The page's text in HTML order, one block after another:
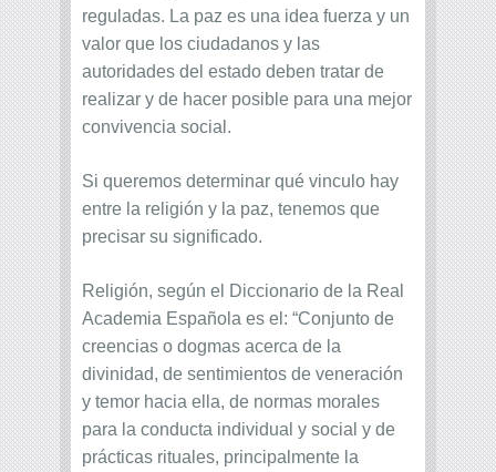
reguladas. La paz es una idea fuerza y un
valor que los ciudadanos y las
autoridades del estado deben tratar de
realizar y de hacer posible para una mejor
convivencia social.
Si queremos determinar qué vinculo hay
entre la religión y la paz, tenemos que
precisar su significado.
Religión, según el Diccionario de la Real
Academia Española es el: “Conjunto de
creencias o dogmas acerca de la
divinidad, de sentimientos de veneración
y temor hacia ella, de normas morales
para la conducta individual y social y de
prácticas rituales, principalmente la